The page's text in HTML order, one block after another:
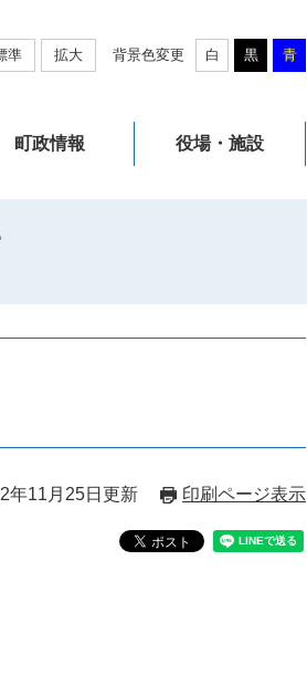
準 拡大 背景色変更 白 黒 青
町政情報 役場・施設
年11月25日更新 印刷ページ表示